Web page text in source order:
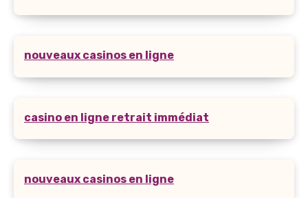
nouveaux casinos en ligne
casino en ligne retrait immédiat
nouveaux casinos en ligne